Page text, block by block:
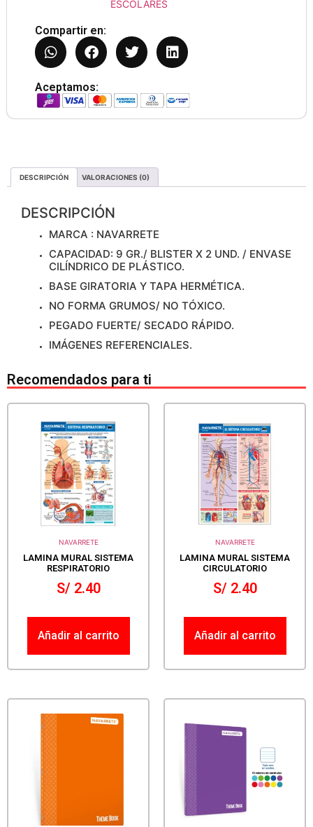
ESCOLARES
Compartir en:
Aceptamos:
DESCRIPCIÓN VALORACIONES (0)
DESCRIPCIÓN
MARCA : NAVARRETE
CAPACIDAD: 9 GR./ BLISTER X 2 UND. / ENVASE
CILÍNDRICO DE PLÁSTICO.
BASE GIRATORIA Y TAPA HERMÉTICA.
NO FORMA GRUMOS/ NO TÓXICO.
PEGADO FUERTE/ SECADO RÁPIDO.
IMÁGENES REFERENCIALES.
Recomendados para ti
NAVARRETE
LAMINA MURAL SISTEMA
RESPIRATORIO
S/2.40
Añadir al carrito
NAVARRETE
LAMINA MURAL SISTEMA
CIRCULATORIO
S/2.40
Añadir al carrito